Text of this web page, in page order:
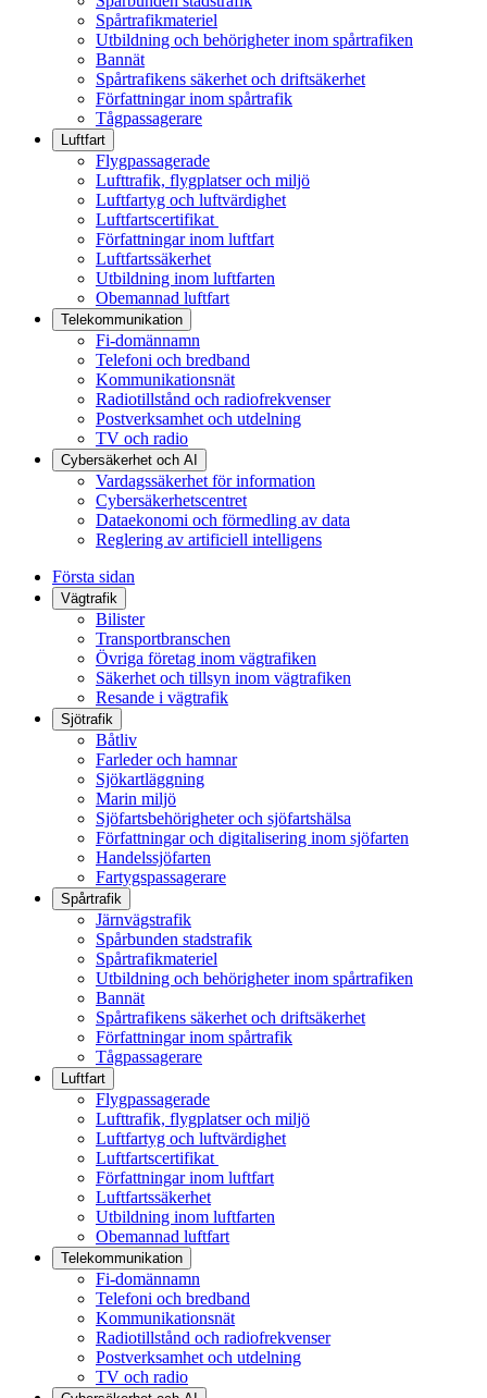
Spårtrafikmateriel
Utbildning och behörigheter inom spårtrafiken
Bannät
Spårtrafikens säkerhet och driftsäkerhet
Författningar inom spårtrafik
Tågpassagerare
Luftfart
Flygpassagerade
Lufttrafik, flygplatser och miljö
Luftfartyg och luftvärdighet
Luftfartscertifikat
Författningar inom luftfart
Luftfartssäkerhet
Utbildning inom luftfarten
Obemannad luftfart
Telekommunikation
Fi-domännamn
Telefoni och bredband
Kommunikationsnät
Radiotillstånd och radiofrekvenser
Postverksamhet och utdelning
TV och radio
Cybersäkerhet och AI
Vardagssäkerhet för information
Cybersäkerhetscentret
Dataekonomi och förmedling av data
Reglering av artificiell intelligens
Första sidan
Vägtrafik
Bilister
Transportbranschen
Övriga företag inom vägtrafiken
Säkerhet och tillsyn inom vägtrafiken
Resande i vägtrafik
Sjötrafik
Båtliv
Farleder och hamnar
Sjökartläggning
Marin miljö
Sjöfartsbehörigheter och sjöfartshälsa
Författningar och digitalisering inom sjöfarten
Handelssjöfarten
Fartygspassagerare
Spårtrafik
Järnvägstrafik
Spårbunden stadstrafik
Spårtrafikmateriel
Utbildning och behörigheter inom spårtrafiken
Bannät
Spårtrafikens säkerhet och driftsäkerhet
Författningar inom spårtrafik
Tågpassagerare
Luftfart
Flygpassagerade
Lufttrafik, flygplatser och miljö
Luftfartyg och luftvärdighet
Luftfartscertifikat
Författningar inom luftfart
Luftfartssäkerhet
Utbildning inom luftfarten
Obemannad luftfart
Telekommunikation
Fi-domännamn
Telefoni och bredband
Kommunikationsnät
Radiotillstånd och radiofrekvenser
Postverksamhet och utdelning
TV och radio